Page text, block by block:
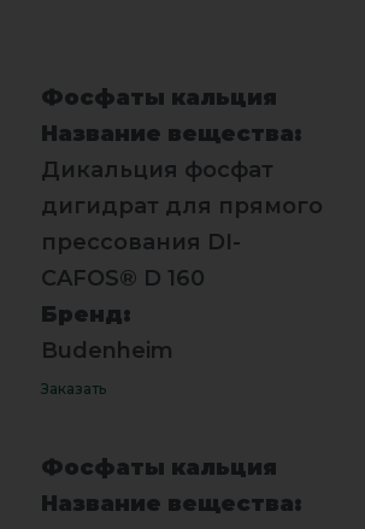
Фосфаты кальция
Название вещества:
Дикальция фосфат
дигидрат для прямого
прессования DI-
CAFOS® D 160
Бренд:
Budenheim
Заказать
Фосфаты кальция
Название вещества: